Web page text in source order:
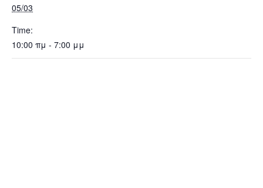
05/03
Time:
10:00 πμ - 7:00 μμ